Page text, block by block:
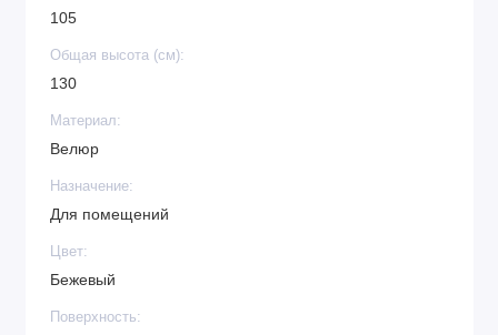
105
Общая высота (см):
130
Материал:
Велюр
Назначение:
Для помещений
Цвет:
Бежевый
Поверхность: